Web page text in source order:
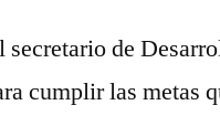
secretario de
cumplir las metas